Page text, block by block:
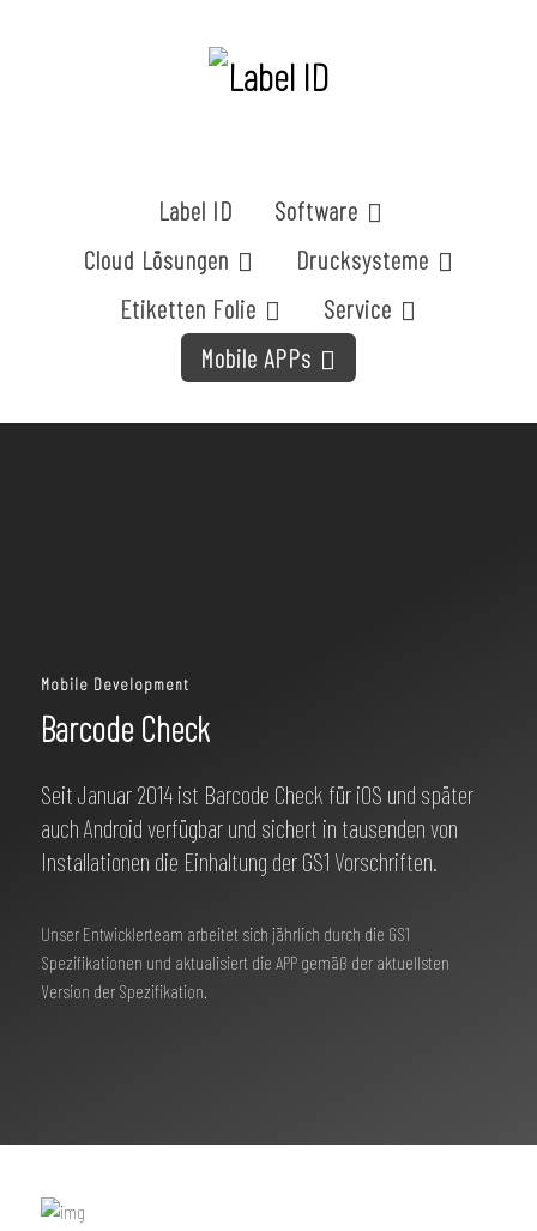
Label ID
Software
Cloud Lösungen
Drucksysteme
Etiketten Folie
Service
Mobile APPs
Mobile Development
Barcode Check
Seit Januar 2014 ist Barcode Check für iOS und später
auch Android verfügbar und sichert in tausenden von
Installationen die Einhaltung der GS1 Vorschriften.
Unser Entwicklerteam arbeitet sich jährlich durch die GS1
Spezifikationen und aktualisiert die APP gemäß der aktuellsten
Version der Spezifikation.